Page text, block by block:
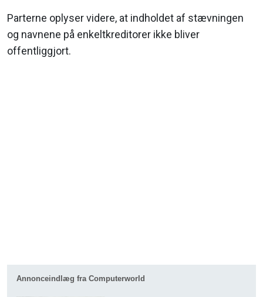
Parterne oplyser videre, at indholdet af stævningen
og navnene på enkeltkreditorer ikke bliver
offentliggjort.
Annonceindlæg fra Computerworld